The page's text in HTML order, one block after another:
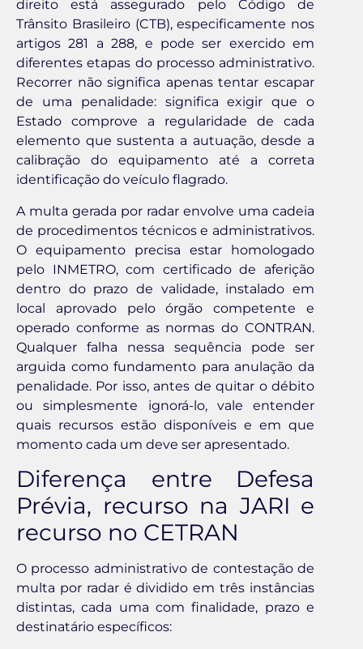
direito está assegurado pelo Código de
Trânsito Brasileiro (CTB), especificamente nos
artigos 281 a 288, e pode ser exercido em
diferentes etapas do processo administrativo.
Recorrer não significa apenas tentar escapar
de uma penalidade: significa exigir que o
Estado comprove a regularidade de cada
elemento que sustenta a autuação, desde a
calibração do equipamento até a correta
identificação do veículo flagrado.
A multa gerada por radar envolve uma cadeia
de procedimentos técnicos e administrativos.
O equipamento precisa estar homologado
pelo INMETRO, com certificado de aferição
dentro do prazo de validade, instalado em
local aprovado pelo órgão competente e
operado conforme as normas do CONTRAN.
Qualquer falha nessa sequência pode ser
arguida como fundamento para anulação da
penalidade. Por isso, antes de quitar o débito
ou simplesmente ignorá-lo, vale entender
quais recursos estão disponíveis e em que
momento cada um deve ser apresentado.
Diferença entre Defesa
Prévia, recurso na JARI e
recurso no CETRAN
O processo administrativo de contestação de
multa por radar é dividido em três instâncias
distintas, cada uma com finalidade, prazo e
destinatário específicos: